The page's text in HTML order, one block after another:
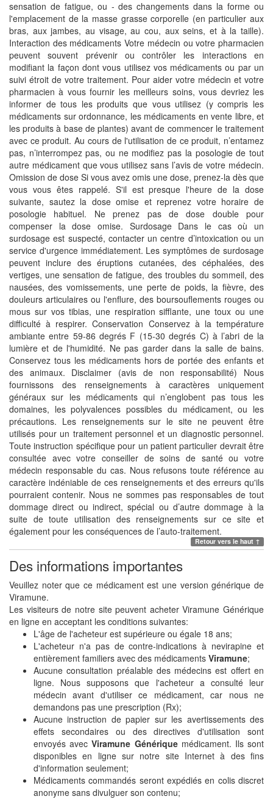
sensation de fatigue, ou - des changements dans la forme ou
l'emplacement de la masse grasse corporelle (en particulier aux
bras, aux jambes, au visage, au cou, aux seins, et à la taille).
Interaction des médicaments Votre médecin ou votre pharmacien
peuvent souvent prévenir ou contrôler les interactions en
modifiant la façon dont vous utilisez vos médicaments ou par un
suivi étroit de votre traitement. Pour aider votre médecin et votre
pharmacien à vous fournir les meilleurs soins, vous devriez les
informer de tous les produits que vous utilisez (y compris les
médicaments sur ordonnance, les médicaments en vente libre, et
les produits à base de plantes) avant de commencer le traitement
avec ce produit. Au cours de l'utilisation de ce produit, n’entamez
pas, n’interrompez pas, ou ne modifiez pas la posologie de tout
autre médicament que vous utilisez sans l’avis de votre médecin.
Omission de dose Si vous avez omis une dose, prenez-la dès que
vous vous êtes rappelé. S'il est presque l'heure de la dose
suivante, sautez la dose omise et reprenez votre horaire de
posologie habituel. Ne prenez pas de dose double pour
compenser la dose omise. Surdosage Dans le cas où un
surdosage est suspecté, contacter un centre d’intoxication ou un
service d'urgence immédiatement. Les symptômes de surdosage
peuvent inclure des éruptions cutanées, des céphalées, des
vertiges, une sensation de fatigue, des troubles du sommeil, des
nausées, des vomissements, une perte de poids, la fièvre, des
douleurs articulaires ou l'enflure, des boursouflements rouges ou
mous sur vos tibias, une respiration sifflante, une toux ou une
difficulté à respirer. Conservation Conservez à la température
ambiante entre 59-86 degrés F (15-30 degrés C) à l’abri de la
lumière et de l'humidité. Ne pas garder dans la salle de bains.
Conservez tous les médicaments hors de portée des enfants et
des animaux. Disclaimer (avis de non responsabilité) Nous
fournissons des renseignements à caractères uniquement
généraux sur les médicaments qui n’englobent pas tous les
domaines, les polyvalences possibles du médicament, ou les
précautions. Les renseignements sur le site ne peuvent être
utilisés pour un traitement personnel et un diagnostic personnel.
Toute instruction spécifique pour un patient particulier devrait être
consultée avec votre conseiller de soins de santé ou votre
médecin responsable du cas. Nous refusons toute référence au
caractère indéniable de ces renseignements et des erreurs qu'ils
pourraient contenir. Nous ne sommes pas responsables de tout
dommage direct ou indirect, spécial ou d’autre dommage à la
suite de toute utilisation des renseignements sur ce site et
également pour les conséquences de l’auto-traitement.
Retour vers le haut ↑
Des informations importantes
Veuillez noter que ce médicament est une version générique de
Viramune.
Les visiteurs de notre site peuvent acheter Viramune Générique
en ligne en acceptant les conditions suivantes:
L'âge de l'acheteur est supérieure ou égale 18 ans;
L'acheteur n'a pas de contre-indications à nevirapine et
entièrement familiers avec des médicaments Viramune;
Aucune consultation préalable des médecins est offert en
ligne. Nous supposons que l'acheteur a consulté leur
médecin avant d'utiliser ce médicament, car nous ne
demandons pas une prescription (Rx);
Aucune instruction de papier sur les avertissements des
effets secondaires ou des directives d'utilisation sont
envoyés avecViramune Génériquemédicament. Ils sont
disponibles en ligne sur notre site Internet à des fins
d'information seulement;
Médicaments commandés seront expédiés en colis discret
anonyme sans divulguer son contenu;